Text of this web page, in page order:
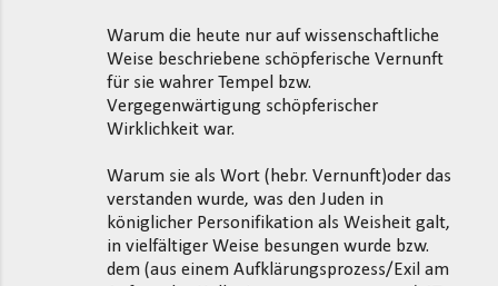
Warum die heute nur auf wissenschaftliche
Weise beschriebene schöpferische Vernunft
für sie wahrer Tempel bzw.
Vergegenwärtigung schöpferischer
Wirklichkeit war.
Warum sie als Wort (hebr. Vernunft)oder das
verstanden wurde, was den Juden in
königlicher Personifikation als Weisheit galt,
in vielfältiger Weise besungen wurde bzw.
dem (aus einem Aufklärungsprozess/Exil am